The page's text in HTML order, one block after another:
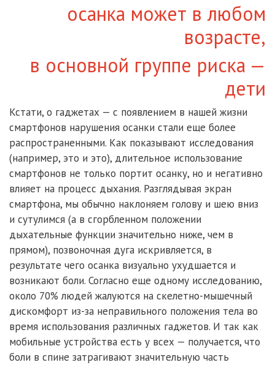
осанка может в любом
возрасте,
в основной группе риска —
дети
Кстати, о гаджетах — с появлением в нашей жизни
смартфонов нарушения осанки стали еще более
распространенными. Как показывают исследования
(например, это и это), длительное использование
смартфонов не только портит осанку, но и негативно
влияет на процесс дыхания. Разглядывая экран
смартфона, мы обычно наклоняем голову и шею вниз
и сутулимся (а в сгорбленном положении
дыхательные функции значительно ниже, чем в
прямом), позвоночная дуга искривляется, в
результате чего осанка визуально ухудшается и
возникают боли. Согласно еще одному исследованию,
около 70% людей жалуются на скелетно-мышечный
дискомфорт из-за неправильного положения тела во
время использования различных гаджетов. И так как
мобильные устройства есть у всех — получается, что
боли в спине затрагивают значительную часть